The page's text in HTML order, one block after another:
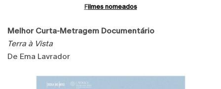
Filmes nomeados
Melhor Curta-Metragem Documentário
Terra à Vista
De Ema Lavrador